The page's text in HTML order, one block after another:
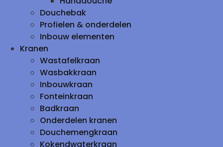
Douchebak
Profielen & onderdelen
Inbouw elementen
Kranen
Wastafelkraan
Wasbakkraan
Inbouwkraan
Fonteinkraan
Badkraan
Onderdelen kranen
Douchemengkraan
Kokendwaterkraan